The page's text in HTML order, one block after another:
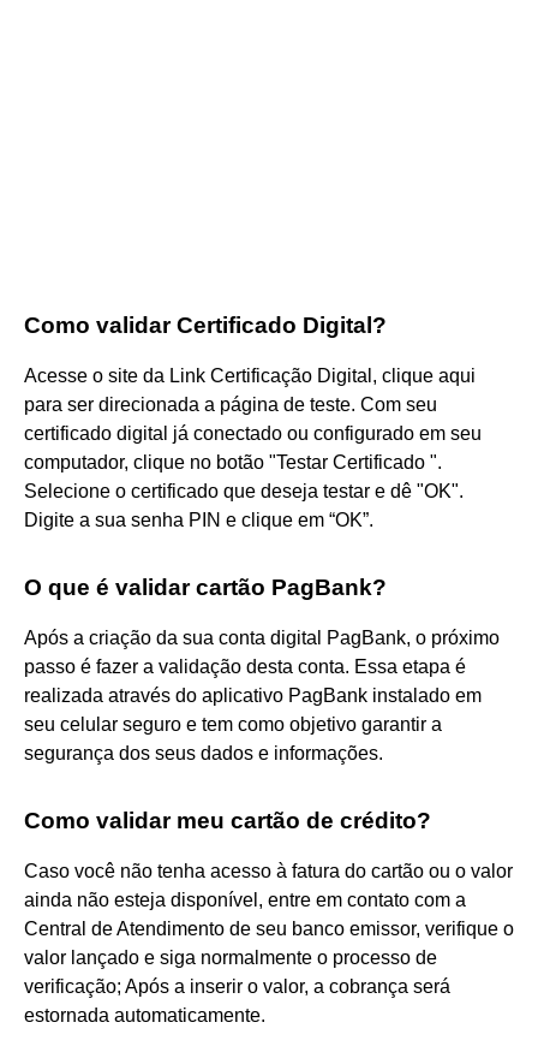
Como validar Certificado Digital?
Acesse o site da Link Certificação Digital, clique aqui
para ser direcionada a página de teste. Com seu
certificado digital já conectado ou configurado em seu
computador, clique no botão "Testar Certificado ".
Selecione o certificado que deseja testar e dê "OK".
Digite a sua senha PIN e clique em “OK”.
O que é validar cartão PagBank?
Após a criação da sua conta digital PagBank, o próximo
passo é fazer a validação desta conta. Essa etapa é
realizada através do aplicativo PagBank instalado em
seu celular seguro e tem como objetivo garantir a
segurança dos seus dados e informações.
Como validar meu cartão de crédito?
Caso você não tenha acesso à fatura do cartão ou o valor
ainda não esteja disponível, entre em contato com a
Central de Atendimento de seu banco emissor, verifique o
valor lançado e siga normalmente o processo de
verificação; Após a inserir o valor, a cobrança será
estornada automaticamente.